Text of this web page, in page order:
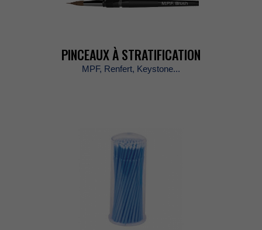
PINCEAUXÀSTRATIFICATION
MPF,Renfert,Keystone...